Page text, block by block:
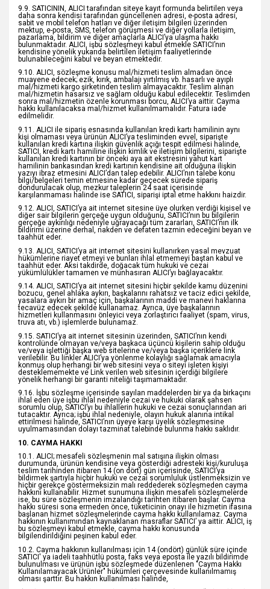
9.9. SATICININ, ALICI tarafından siteye kayıt formunda belirtilen veya
daha sonra kendisi tarafından güncellenen adresi, e-posta adresi,
sabit ve mobil telefon hatları ve diğer iletişim bilgileri üzerinden
mektup, e-posta, SMS, telefon görüşmesi ve diğer yollarla iletişim,
pazarlama, bildirim ve diğer amaçlarla ALICI’ya ulaşma hakkı
bulunmaktadır. ALICI, işbu sözleşmeyi kabul etmekle SATICI’nın
kendisine yönelik yukarıda belirtilen iletişim faaliyetlerinde
bulunabileceğini kabul ve beyan etmektedir.
9.10. ALICI, sözleşme konusu mal/hizmeti teslim almadan önce
muayene edecek; ezik, kırık, ambalajı yırtılmış vb. hasarlı ve ayıplı
mal/hizmeti kargo şirketinden teslim almayacaktır. Teslim alınan
mal/hizmetin hasarsız ve sağlam olduğu kabul edilecektir. Teslimden
sonra mal/hizmetin özenle korunması borcu, ALICI’ya aittir. Cayma
hakkı kullanılacaksa mal/hizmet kullanılmamalıdır. Fatura iade
edilmelidir.
9.11. ALICI ile sipariş esnasında kullanılan kredi kartı hamilinin aynı
kişi olmaması veya ürünün ALICI’ya tesliminden evvel, siparişte
kullanılan kredi kartına ilişkin güvenlik açığı tespit edilmesi halinde,
SATICI, kredi kartı hamiline ilişkin kimlik ve iletişim bilgilerini, siparişte
kullanılan kredi kartının bir önceki aya ait ekstresini yahut kart
hamilinin bankasından kredi kartının kendisine ait olduğuna ilişkin
yazıyı ibraz etmesini ALICI’dan talep edebilir. ALICI’nın talebe konu
bilgi/belgeleri temin etmesine kadar geçecek sürede sipariş
dondurulacak olup, mezkur taleplerin 24 saat içerisinde
karşılanmaması halinde ise SATICI, siparişi iptal etme hakkını haizdir.
9.12. ALICI, SATICI’ya ait internet sitesine üye olurken verdiği kişisel ve
diğer sair bilgilerin gerçeğe uygun olduğunu, SATICI’nın bu bilgilerin
gerçeğe aykırılığı nedeniyle uğrayacağı tüm zararları, SATICI’nın ilk
bildirimi üzerine derhal, nakden ve defaten tazmin edeceğini beyan ve
taahhüt eder.
9.13. ALICI, SATICI’ya ait internet sitesini kullanırken yasal mevzuat
hükümlerine riayet etmeyi ve bunları ihlal etmemeyi baştan kabul ve
taahhüt eder. Aksi takdirde, doğacak tüm hukuki ve cezai
yükümlülükler tamamen ve münhasıran ALICI’yı bağlayacaktır.
9.14. ALICI, SATICI’ya ait internet sitesini hiçbir şekilde kamu düzenini
bozucu, genel ahlaka aykırı, başkalarını rahatsız ve taciz edici şekilde,
yasalara aykırı bir amaç için, başkalarının maddi ve manevi haklarına
tecavüz edecek şekilde kullanamaz. Ayrıca, üye başkalarının
hizmetleri kullanmasını önleyici veya zorlaştırıcı faaliyet (spam, virus,
truva atı, vb.) işlemlerde bulunamaz.
9.15. SATICI’ya ait internet sitesinin üzerinden, SATICI’nın kendi
kontrolünde olmayan ve/veya başkaca üçüncü kişilerin sahip olduğu
ve/veya işlettiği başka web sitelerine ve/veya başka içeriklere link
verilebilir. Bu linkler ALICI’ya yönlenme kolaylığı sağlamak amacıyla
konmuş olup herhangi bir web sitesini veya o siteyi işleten kişiyi
desteklememekte ve Link verilen web sitesinin içerdiği bilgilere
yönelik herhangi bir garanti niteliği taşımamaktadır.
9.16. İşbu sözleşme içerisinde sayılan maddelerden bir ya da birkaçını
ihlal eden üye işbu ihlal nedeniyle cezai ve hukuki olarak şahsen
sorumlu olup, SATICI’yı bu ihlallerin hukuki ve cezai sonuçlarından ari
tutacaktır. Ayrıca; işbu ihlal nedeniyle, olayın hukuk alanına intikal
ettirilmesi halinde, SATICI’nın üyeye karşı üyelik sözleşmesine
uyulmamasından dolayı tazminat talebinde bulunma hakkı saklıdır.
10. CAYMA HAKKI
10.1. ALICI; mesafeli sözleşmenin mal satışına ilişkin olması
durumunda, ürünün kendisine veya gösterdiği adresteki kişi/kuruluşa
teslim tarihinden itibaren 14 (on dört) gün içerisinde, SATICI’ya
bildirmek şartıyla hiçbir hukuki ve cezai sorumluluk üstlenmeksizin ve
hiçbir gerekçe göstermeksizin malı reddederek sözleşmeden cayma
hakkını kullanabilir. Hizmet sunumuna ilişkin mesafeli sözleşmelerde
ise, bu süre sözleşmenin imzalandığı tarihten itibaren başlar. Cayma
hakkı süresi sona ermeden önce, tüketicinin onayı ile hizmetin ifasına
başlanan hizmet sözleşmelerinde cayma hakkı kullanılamaz. Cayma
hakkının kullanımından kaynaklanan masraflar SATICI’ ya aittir. ALICI, iş
bu sözleşmeyi kabul etmekle, cayma hakkı konusunda
bilgilendirildiğini peşinen kabul eder.
10.2. Cayma hakkının kullanılması için 14 (ondört) günlük süre içinde
SATICI' ya iadeli taahhütlü posta, faks veya eposta ile yazılı bildirimde
bulunulması ve ürünün işbu sözleşmede düzenlenen "Cayma Hakkı
Kullanılamayacak Ürünler" hükümleri çerçevesinde kullanılmamış
olması şarttır. Bu hakkın kullanılması halinde,